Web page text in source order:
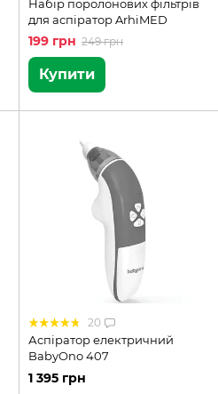
Набір поролонових фільтрів
для аспіратор ArhiMED
199 грн 249 грн
Купити
20
Аспіратор електричний
BabyOno 407
1 395 грн